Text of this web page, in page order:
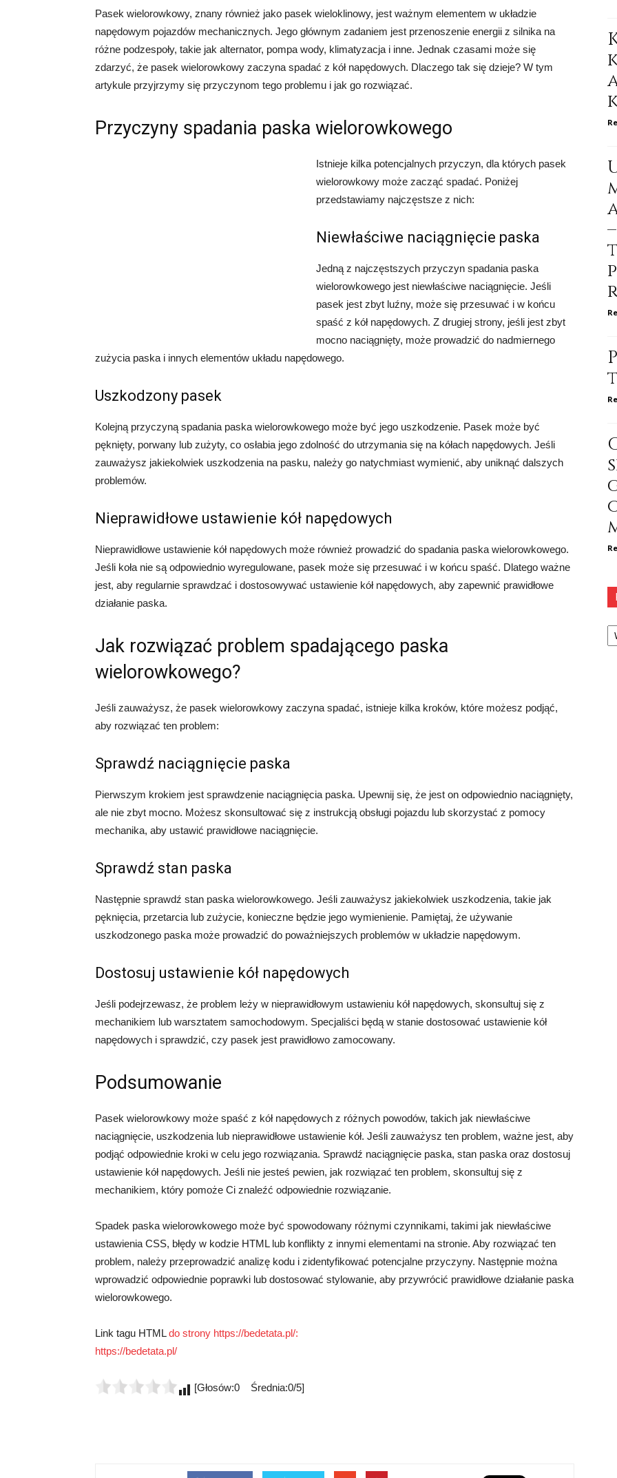
Pasek wielorowkowy, znany również jako pasek wieloklinowy, jest ważnym elementem w układzie
napędowym pojazdów mechanicznych. Jego głównym zadaniem jest przenoszenie energii z silnika na
różne podzespoły, takie jak alternator, pompa wody, klimatyzacja i inne. Jednak czasami może się
zdarzyć, że pasek wielorowkowy zaczyna spadać z kół napędowych. Dlaczego tak się dzieje? W tym
artykule przyjrzymy się przyczynom tego problemu i jak go rozwiązać.
Przyczyny spadania paska wielorowkowego
Istnieje kilka potencjalnych przyczyn, dla których pasek
wielorowkowy może zacząć spadać. Poniżej
przedstawiamy najczęstsze z nich:
Niewłaściwe naciągnięcie paska
Jedną z najczęstszych przyczyn spadania paska
wielorowkowego jest niewłaściwe naciągnięcie. Jeśli
pasek jest zbyt luźny, może się przesuwać i w końcu
spaść z kół napędowych. Z drugiej strony, jeśli jest zbyt
mocno naciągnięty, może prowadzić do nadmiernego
zużycia paska i innych elementów układu napędowego.
Uszkodzony pasek
Kolejną przyczyną spadania paska wielorowkowego może być jego uszkodzenie. Pasek może być
pęknięty, porwany lub zużyty, co osłabia jego zdolność do utrzymania się na kółach napędowych. Jeśli
zauważysz jakiekolwiek uszkodzenia na pasku, należy go natychmiast wymienić, aby uniknąć dalszych
problemów.
Nieprawidłowe ustawienie kół napędowych
Nieprawidłowe ustawienie kół napędowych może również prowadzić do spadania paska wielorowkowego.
Jeśli koła nie są odpowiednio wyregulowane, pasek może się przesuwać i w końcu spaść. Dlatego ważne
jest, aby regularnie sprawdzać i dostosowywać ustawienie kół napędowych, aby zapewnić prawidłowe
działanie paska.
Jak rozwiązać problem spadającego paska
wielorowkowego?
Jeśli zauważysz, że pasek wielorowkowy zaczyna spadać, istnieje kilka kroków, które możesz podjąć,
aby rozwiązać ten problem:
Sprawdź naciągnięcie paska
Pierwszym krokiem jest sprawdzenie naciągnięcia paska. Upewnij się, że jest on odpowiednio naciągnięty,
ale nie zbyt mocno. Możesz skonsultować się z instrukcją obsługi pojazdu lub skorzystać z pomocy
mechanika, aby ustawić prawidłowe naciągnięcie.
Sprawdź stan paska
Następnie sprawdź stan paska wielorowkowego. Jeśli zauważysz jakiekolwiek uszkodzenia, takie jak
pęknięcia, przetarcia lub zużycie, konieczne będzie jego wymienienie. Pamiętaj, że używanie
uszkodzonego paska może prowadzić do poważniejszych problemów w układzie napędowym.
Dostosuj ustawienie kół napędowych
Jeśli podejrzewasz, że problem leży w nieprawidłowym ustawieniu kół napędowych, skonsultuj się z
mechanikiem lub warsztatem samochodowym. Specjaliści będą w stanie dostosować ustawienie kół
napędowych i sprawdzić, czy pasek jest prawidłowo zamocowany.
Podsumowanie
Pasek wielorowkowy może spaść z kół napędowych z różnych powodów, takich jak niewłaściwe
naciągnięcie, uszkodzenia lub nieprawidłowe ustawienie kół. Jeśli zauważysz ten problem, ważne jest, aby
podjąć odpowiednie kroki w celu jego rozwiązania. Sprawdź naciągnięcie paska, stan paska oraz dostosuj
ustawienie kół napędowych. Jeśli nie jesteś pewien, jak rozwiązać ten problem, skonsultuj się z
mechanikiem, który pomoże Ci znaleźć odpowiednie rozwiązanie.
Spadek paska wielorowkowego może być spowodowany różnymi czynnikami, takimi jak niewłaściwe
ustawienia CSS, błędy w kodzie HTML lub konflikty z innymi elementami na stronie. Aby rozwiązać ten
problem, należy przeprowadzić analizę kodu i zidentyfikować potencjalne przyczyny. Następnie można
wprowadzić odpowiednie poprawki lub dostosować stylowanie, aby przywrócić prawidłowe działanie paska
wielorowkowego.
Link tagu HTMLdo strony https://bedetata.pl/:
https://bedetata.pl/
[Głosów:0 Średnia:0/5]